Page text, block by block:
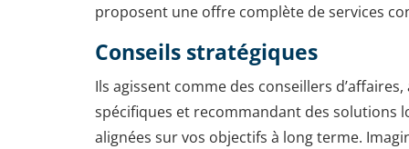
proposent une offre complète de services
Conseils stratégiques
Ils agissent comme des conseillers
spécifiques et recommandant des solutions
alignées sur vos objectifs à long terme.